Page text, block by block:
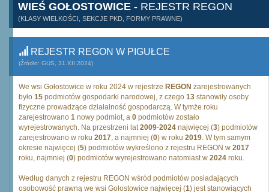
WIEŚ GOŁOSTOWICE - REJESTR REGON
(KLASY WIELKOŚCI, SEKCJE PKD, FORMY PRAWNE)
REJESTR REGON W PIGUŁCE
(Źródło: GUS, 31.XII.2024)
We wsi Gołostowice w roku 2024 w rejestrze REGON zarejestrowanych
było 15 podmiotów gospodarki narodowej, z czego 13 stanowiły osoby
fizyczne prowadzące działalność gospodarczą. W tymże roku
zarejestrowano 1 nowy podmiot, a 0 podmiotów zostało
wyrejestrowanych. Na przestrzeni lat2009-2024 najwięcej (3) podmiotów
zarejestrowano w roku 2017, a najmniej (0) w roku 2019. W tym samym
okresie najwięcej (5) podmiotów wykreślono z rejestru REGON w 2017
roku, najmniej (0) podmiotów wyrejestrowano natomiast w 2024 roku.
Według danych z rejestru REGON wśród podmiotów posiadających
osobowość prawną we wsi Gołostowice najwięcej (1) jest stanowiących